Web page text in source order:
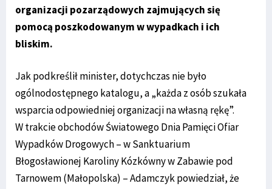
organizacji pozarządowych zajmujących się
pomocą poszkodowanym w wypadkach i ich
bliskim.
Jak podkreślił minister, dotychczas nie było
ogólnodostępnego katalogu, a „każda z osób szukała
wsparcia odpowiedniej organizacji na własną rękę”.
W trakcie obchodów Światowego Dnia Pamięci Ofiar
Wypadków Drogowych – w Sanktuarium
Błogosławionej Karoliny Kózkówny w Zabawie pod
Tarnowem (Małopolska) – Adamczyk powiedział, że